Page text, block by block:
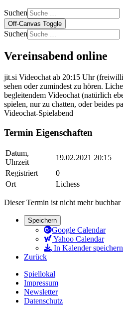
Suchen
Off-Canvas Toggle
Suchen
Vereinsabend online
jit.si Videochat ab 20:15 Uhr
sehen oder zumindest zu hören.
begleitendem Videochat (natürlich
spielen, nur zu chatten, oder beides
Videochat-Spielabend
Termin Eigenschaften
Datum,
Uhrzeit
19.02.2021 20:15
Registriert
0
Ort
Lichess
Dieser Termin ist nicht mehr buchbar
Speichern
Google Calendar
Yahoo Calendar
In Kalender speichern
Zurück
Spiellokal
Impressum
Newsletter
Datenschutz